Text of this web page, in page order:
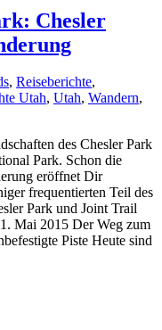
Chesler
, Reiseberichte,
Utah, Utah, Wandern,
des Chesler Park
Park. Schon die
eröffnet Dir
frequentierten Teil des
Park und Joint Trail
Mai 2015 Der Weg zum
Piste Heute sind